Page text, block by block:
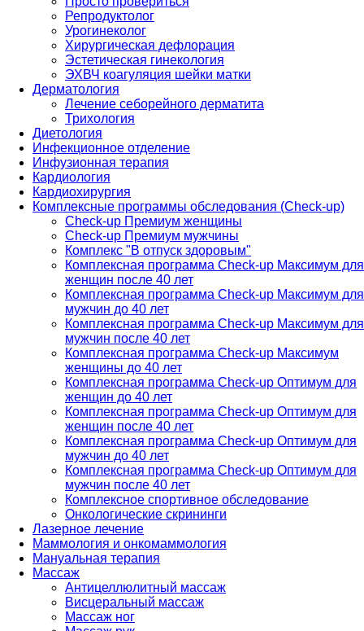
Репродуктолог
Урогинеколог
Хирургическая дефлорация
Эстетическая гинекология
ЭХВЧ коагуляция шейки матки
Дерматология
Лечение себорейного дерматита
Трихология
Диетология
Инфекционное отделение
Инфузионная терапия
Кардиология
Кардиохирургия
Комплексные программы обследования (Check-up)
Check-up Премиум женщины
Check-up Премиум мужчины
Комплекс "В отпуск здоровым"
Комплексная программа Check-up Максимум для
женщин после 40 лет
Комплексная программа Check-up Максимум для
мужчин до 40 лет
Комплексная программа Check-up Максимум для
мужчин после 40 лет
Комплексная программа Check-up Максимум
женщины до 40 лет
Комплексная программа Check-up Оптимум для
женщин до 40 лет
Комплексная программа Check-up Оптимум для
женщин после 40 лет
Комплексная программа Check-up Оптимум для
мужчин до 40 лет
Комплексная программа Check-up Оптимум для
мужчин после 40 лет
Комплексное спортивное обследование
Онкологические скрининги
Лазерное лечение
Маммология и онкомаммология
Мануальная терапия
Массаж
Антицеллюлитный массаж
Висцеральный массаж
Массаж ног